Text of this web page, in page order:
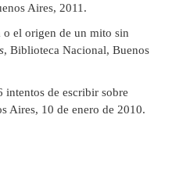
Aires, 2011.
o el origen de un mito sin
, Biblioteca Nacional, Buenos
intentos de escribir sobre
Aires, 10 de enero de 2010.